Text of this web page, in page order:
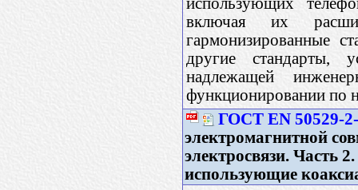
включая их
гармонизированные
другие стандарты,
надлежащей
функционировании по
ГОСТ EN 50529-
электромагнитной
электросвязи. Часть
использующие